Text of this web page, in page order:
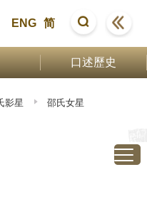
ENG 简
口述歷史
影星 邵氏女星